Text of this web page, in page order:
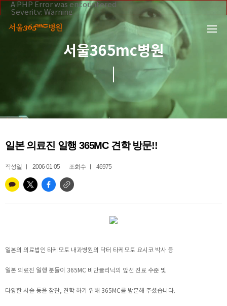
A PHP Error was encountered
Severity: Warning
Message: Invalid argument supplied for foreach()
Filename: _inc/header_body.php
Line Number: 108
/home/suction/public_html/application/views/mobile/
Line: 108
Function: _error_handler
/home/suction/public_html/application/views/mobile/
Line: 295
Function: include
File:
/home/suction/public_html/application/core/
File:
/home/suction/public_html/application/controllers/
Function: view_print
File: /home/suction/public_html/index.php
Line: 327
Function: require_once
본문 바로가기
서울365mc병원
일본 의료진 일행 365MC 견학 방문!!
작성일 2006-01-05 조회수 46975
일본의 의료법인 타케모토 내과병원의 닥터 타케모토 요시코 박사 등
일본 의료진 일행 분들이 365MC 비만클리닉의 앞선 진료 수준 및
다양한 시술 등을 참관, 견학 하기 위해 365MC를 방문해 주셨습니다.